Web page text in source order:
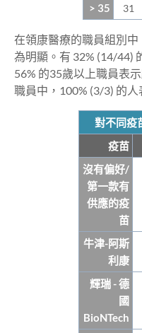
> 35 31
在領康醫療的職員組別
為明顯。有 32% (14/44)
56% 的35歲以上職員表
職員中，100% (3/3) 的人
對不同疫
疫苗
沒有偏好/
第一款有
供應的疫
苗
牛津-阿斯
利康
輝瑞 - 德
國
BioNTech